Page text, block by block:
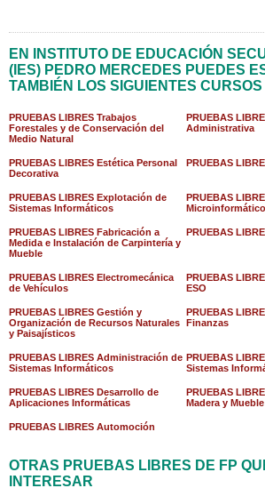
EN INSTITUTO DE EDUCACIÓN
(IES) PEDRO MERCEDES PUEDES
TAMBIÉN LOS SIGUIENTES CURSOS
PRUEBAS LIBRES Trabajos
Forestales y de Conservación del
Medio Natural
PRUEBAS
Administrativa
PRUEBAS LIBRES Estética Personal
Decorativa
PRUEBAS
PRUEBAS LIBRES Explotación de
Sistemas Informáticos
PRUEBAS
PRUEBAS LIBRES Fabricación a
Medida e Instalación de Carpintería y
Mueble
PRUEBAS
PRUEBAS LIBRES Electromecánica
de Vehículos
PRUEBAS
ESO
PRUEBAS LIBRES Gestión y
Organización de Recursos Naturales
y Paisajísticos
PRUEBAS
Finanzas
PRUEBAS LIBRES Administración de
Sistemas Informáticos
PRUEBAS
Sistemas
PRUEBAS LIBRES Desarrollo de
Aplicaciones Informáticas
PRUEBAS
Madera y Mueble
PRUEBAS LIBRES Automoción
OTRAS PRUEBAS LIBRES DE FP
INTERESAR